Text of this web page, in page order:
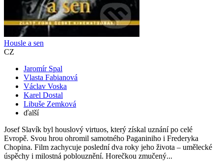
Housle a sen
CZ
Jaromír Spal
Vlasta Fabianová
Václav Voska
Karel Dostal
Libuše Zemková
ďalší
Josef Slavík byl houslový virtuos, který získal uznání po celé
Evropě. Svou hrou ohromil samotného Paganiniho i Frederyka
Chopina. Film zachycuje poslední dva roky jeho života – umělecké
úspěchy i milostná poblouznění. Horečkou zmučený...